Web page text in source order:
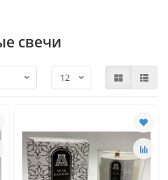
свечи